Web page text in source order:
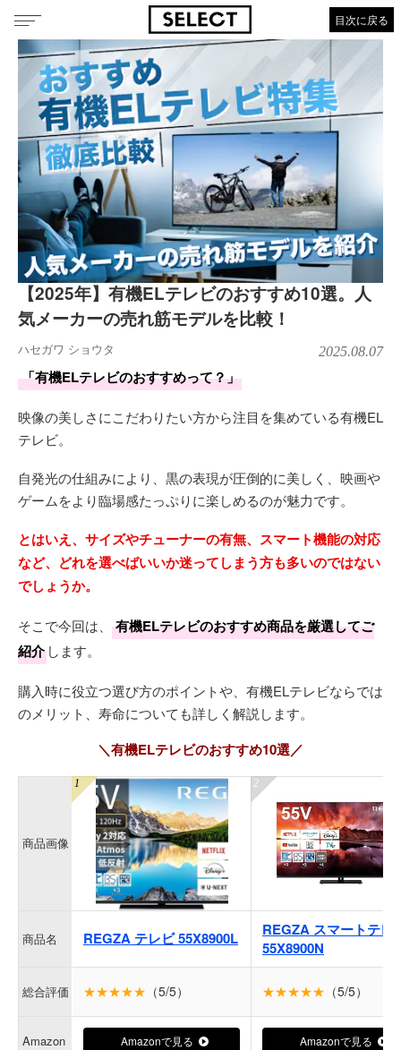
目次に戻る
【2025年】有機ELテレビのおすすめ10選。人
気メーカーの売れ筋モデルを比較！
ハセガワ ショウタ 2025.08.07
「有機ELテレビのおすすめって？」
映像の美しさにこだわりたい方から注目を集めている有機EL
テレビ。
自発光の仕組みにより、黒の表現が圧倒的に美しく、映画や
ゲームをより臨場感たっぷりに楽しめるのが魅力です。
とはいえ、サイズやチューナーの有無、スマート機能の対応
など、どれを選べばいいか迷ってしまう方も多いのではない
でしょうか。
そこで今回は、
有機ELテレビのおすすめ商品を厳選してご
紹介 します。
購入時に役立つ選び方のポイントや、有機ELテレビならでは
のメリット、寿命についても詳しく解説します。
＼有機ELテレビのおすすめ10選／
商品画像
商品名 REGZA テレビ 55X8900L
REGZA スマートテレ
55X8900N
総合評価 ★★★★★ （5/5） ★★★★★ （5/5）
Amazon Amazonで見る Amazonで見る